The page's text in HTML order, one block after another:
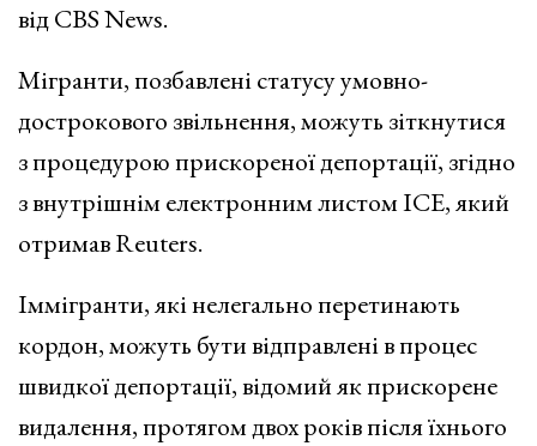
від CBS News.
Мігранти, позбавлені статусу умовно-
дострокового звільнення, можуть зіткнутися
з процедурою прискореної депортації, згідно
з внутрішнім електронним листом ICE, який
отримав Reuters.
Іммігранти, які нелегально перетинають
кордон, можуть бути відправлені в процес
швидкої депортації, відомий як прискорене
видалення, протягом двох років після їхнього